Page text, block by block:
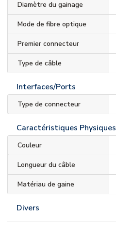
Diamètre du gainage
Mode de fibre optique
Premier connecteur
Type de câble
Interfaces/Ports
Type de connecteur
Caractéristiques Physiques
Couleur
Longueur du câble
Matériau de gaine
Divers